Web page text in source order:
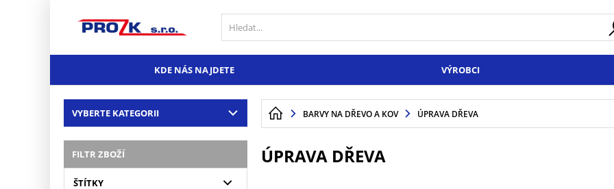
KDE NÁS NAJDETE VÝROBCI
VYBERTE KATEGORII
FILTR ZBOŽÍ
ŠTÍTKY
BARVY NA DŘEVO A KOV ÚPRAVA DŘEVA
ÚPRAVA DŘEVA